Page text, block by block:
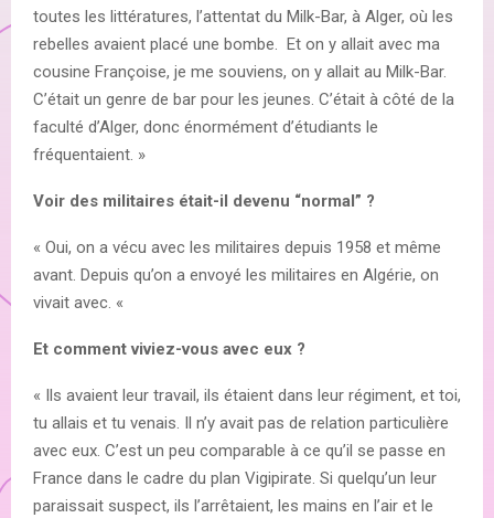
toutes les littératures, l’attentat du Milk-Bar, à Alger, où les
rebelles avaient placé une bombe. Et on y allait avec ma
cousine Françoise, je me souviens, on y allait au Milk-Bar.
C’était un genre de bar pour les jeunes. C’était à côté de la
faculté d’Alger, donc énormément d’étudiants le
fréquentaient. »
Voir des militaires était-il devenu “normal” ?
« Oui, on a vécu avec les militaires depuis 1958 et même
avant. Depuis qu’on a envoyé les militaires en Algérie, on
vivait avec. «
Et comment viviez-vous avec eux ?
« Ils avaient leur travail, ils étaient dans leur régiment, et toi,
tu allais et tu venais. Il n’y avait pas de relation particulière
avec eux. C’est un peu comparable à ce qu’il se passe en
France dans le cadre du plan Vigipirate. Si quelqu’un leur
paraissait suspect, ils l’arrêtaient, les mains en l’air et le